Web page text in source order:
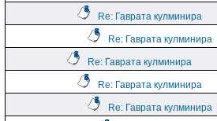
Re: Гаврата кулминира
Re: Гаврата кулминира
Re: Гаврата кулминира
Re: Гаврата кулминира
Re: Гаврата кулминира